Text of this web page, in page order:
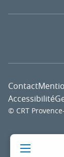
© CRT
Contact
Accessibilité